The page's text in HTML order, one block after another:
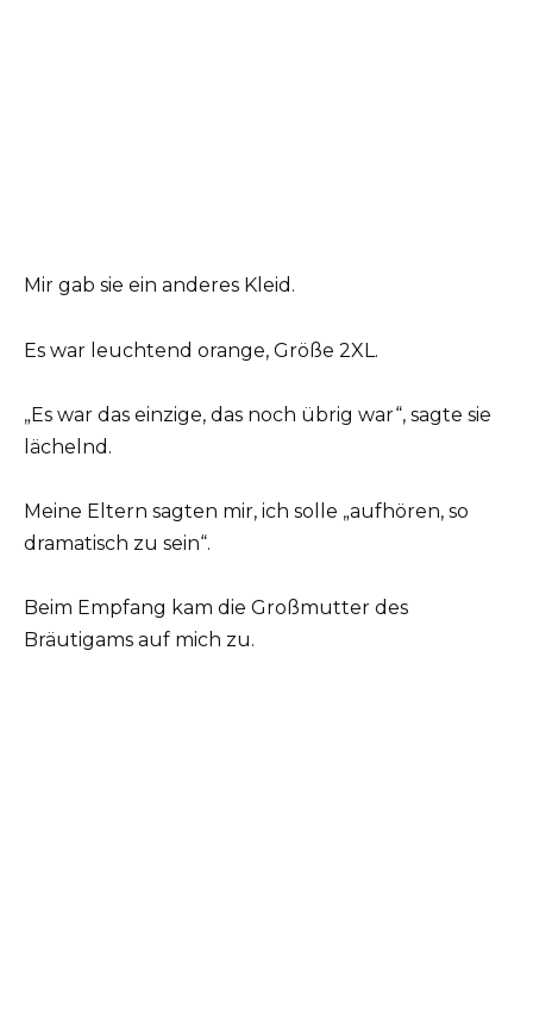
Mir gab sie ein anderes Kleid.
Es war leuchtend orange, Größe 2XL.
„Es war das einzige, das noch übrig war“, sagte sie
lächelnd.
Meine Eltern sagten mir, ich solle „aufhören, so
dramatisch zu sein“.
Beim Empfang kam die Großmutter des
Bräutigams auf mich zu.